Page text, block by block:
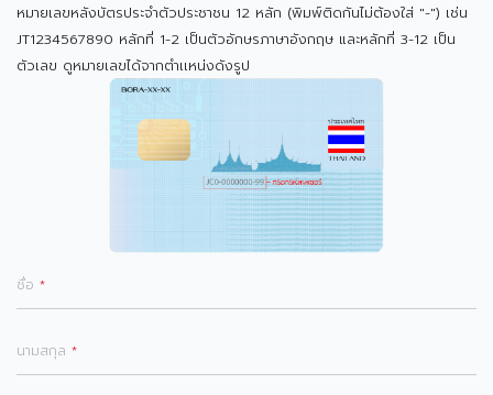
หมายเลขหลังบัตรประจำตัวประชาชน 12 หลัก (พิมพ์ติดกันไม่ต้องใส่ "-") เช่น
JT1234567890 หลักที่ 1-2 เป็นตัวอักษรภาษาอังกฤษ และหลักที่ 3-12 เป็น
ตัวเลข ดูหมายเลขได้จากตำเเหน่งดังรูป
ชื่อ *
นามสกุล *